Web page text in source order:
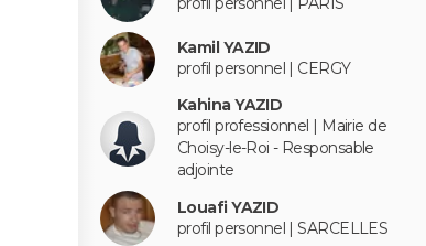
Kamil YAZID
profil personnel | CERGY
Kahina YAZID
profil professionnel | Mairie de
Choisy-le-Roi - Responsable
adjointe
Louafi YAZID
profil personnel | SARCELLES